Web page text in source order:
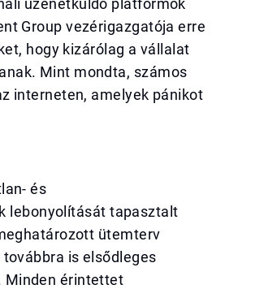
üzenetküldő platformok
Group vezérigazgatója erre
hogy kizárólag a vállalat
Mint mondta, számos
interneten, amelyek pánikot
és
lebonyolítását tapasztalt
ütemterv
is elsődleges
Minden érintettet